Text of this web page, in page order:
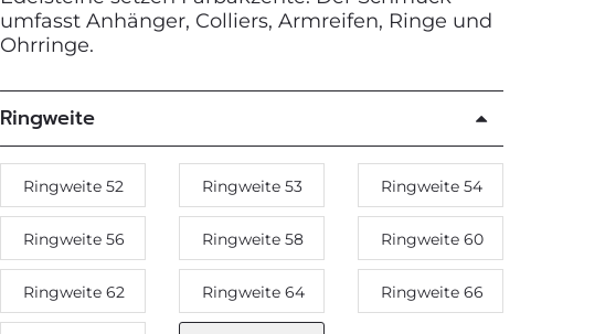
umfasst Anhänger, Colliers, Armreifen, Ringe und
Ohrringe.
Ringweite
Ringweite 52 Ringweite 53 Ringweite 54
Ringweite 56 Ringweite 58 Ringweite 60
Ringweite 62 Ringweite 64 Ringweite 66